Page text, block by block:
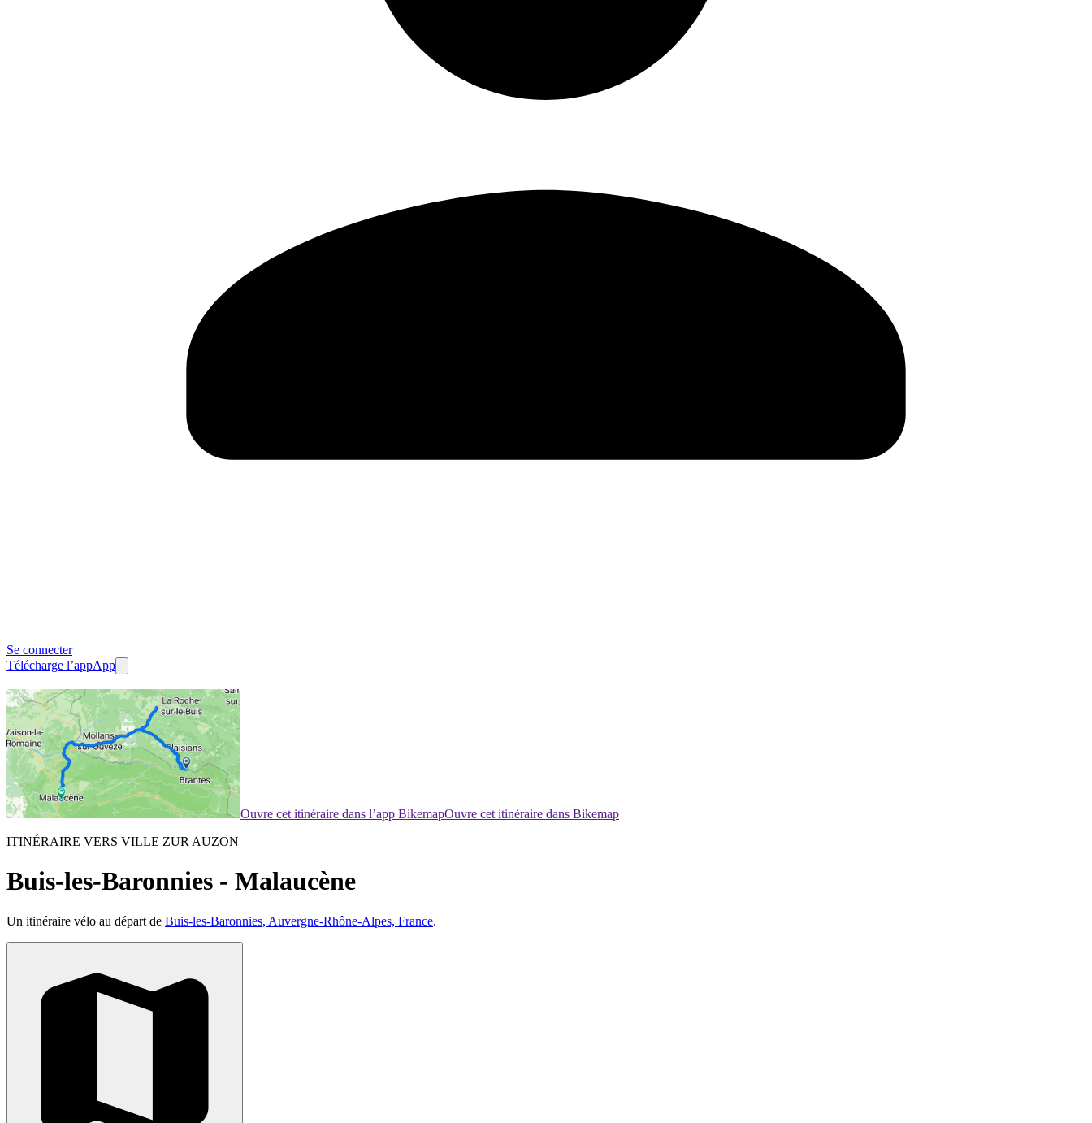
Se connecter
Télécharge l’appApp
Ouvre cet itinéraire dans l’app BikemapOuvre cet itinéraire dans Bikemap
ITINÉRAIRE VERS VILLE ZUR AUZON
Buis-les-Baronnies - Malaucène
Un itinéraire vélo au départ de Buis-les-Baronnies, Auvergne-Rhône-Alpes, France.